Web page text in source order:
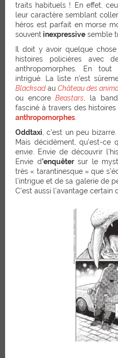
traits habituels ! En effet,
leur caractère semblant
héros est parfait en morse
souvent inexpressive semble
Il doit y avoir quelque
histoires policières avec
anthropomorphes. En
intrigué. La liste n’est
Blacksad au Château des
ou encoreBeastars , la
fasciné à travers des
anthropomorphes
Oddtaxi , c’est un peu
Mais décidément, qu’est-
envie. Envie de découvrir
Envie d’enquêtersur le
très « tarantinesque » que
l’intrigue et de sa galerie de
C’est aussi l’avantage certain